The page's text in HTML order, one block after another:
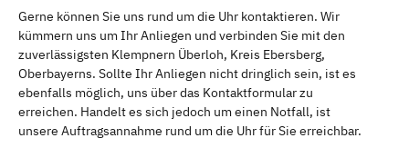
Gerne können Sie uns rund um die Uhr kontaktieren. Wir
kümmern uns um Ihr Anliegen und verbinden Sie mit den
zuverlässigsten Klempnern Überloh, Kreis Ebersberg,
Oberbayerns. Sollte Ihr Anliegen nicht dringlich sein, ist es
ebenfalls möglich, uns über das Kontaktformular zu
erreichen. Handelt es sich jedoch um einen Notfall, ist
unsere Auftragsannahme rund um die Uhr für Sie erreichbar.